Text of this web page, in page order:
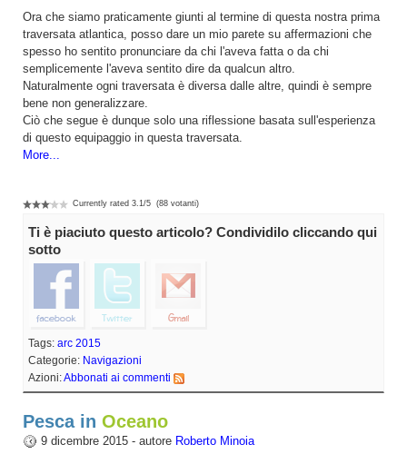
Ora che siamo praticamente giunti al termine di questa nostra prima
traversata atlantica, posso dare un mio parete su affermazioni che
spesso ho sentito pronunciare da chi l'aveva fatta o da chi
semplicemente l'aveva sentito dire da qualcun altro.
Naturalmente ogni traversata è diversa dalle altre, quindi è sempre
bene non generalizzare.
Ciò che segue è dunque solo una riflessione basata sull'esperienza
di questo equipaggio in questa traversata.
More...
Currently rated 3.1/5 (88 votanti)
Ti è piaciuto questo articolo? Condividilo cliccando qui
sotto
Tags: arc 2015
Categorie: Navigazioni
Azioni:Abbonati ai commenti
Pesca in
9 dicembre 2015 - autore Roberto Minoia